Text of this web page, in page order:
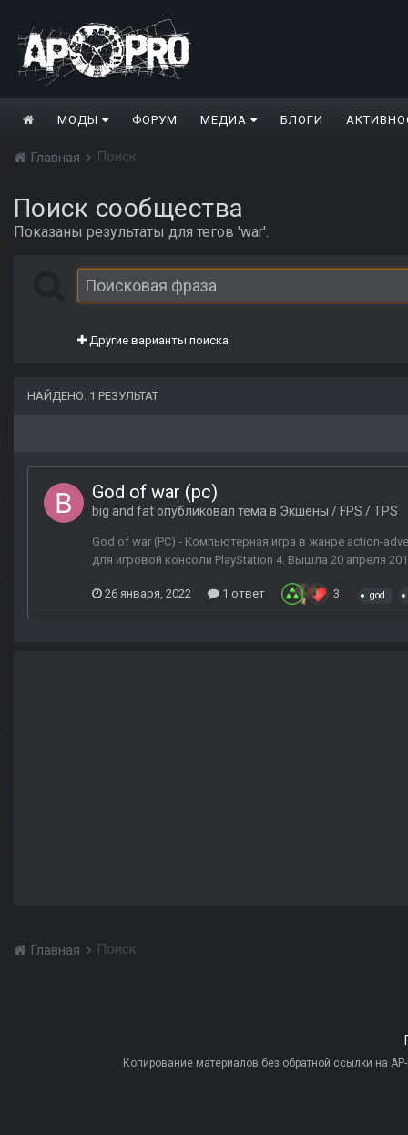
МОДЫ ФОРУМ МЕДИА БЛОГИ
Главная Поиск
Поиск сообщества
Показаны результаты для тегов 'war'.
Другие варианты поиска
НАЙДЕНО: 1 РЕЗУЛЬТАТ
God of war (pc)
big and fat опубликовал тема в Экшены / FPS / TPS
God of war (PC) - Компьютерная игра в жанре action-
для игровой консоли PlayStation 4. Вышла 20 апреля
26 января, 2022 1 ответ 3 god
Главная Поиск
Копирование материалов без обратной ссылки на